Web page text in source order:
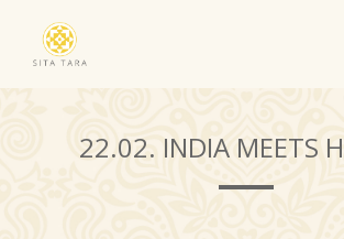
22.02. INDIA MEETS